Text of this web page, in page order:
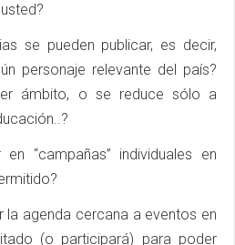
se pueden publicar, es decir,
personaje relevante del país?
ámbito, o se reduce sólo a
“campañas” individuales en
agenda cercana a eventos en
(o participará) para poder